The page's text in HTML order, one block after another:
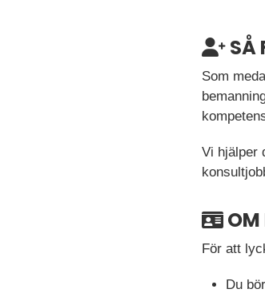
SÅ
Som
Vi hjälper
OM
För att
Du